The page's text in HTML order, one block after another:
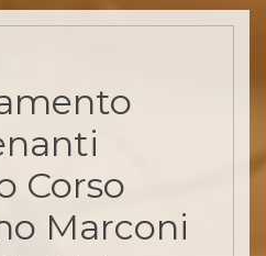
Corso
Marconi